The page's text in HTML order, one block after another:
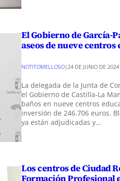
El Gobierno de García-
aseos de nueve centros
NOTITOMELLOSO| 24 DE JUNIO DE 2024
La delegada de la Junta de
el Gobierno de Castilla-La
baños en nueve centros
inversión de 246.706 euros.
ya están adjudicadas y…
Los centros de Ciudad
Formación Profesional